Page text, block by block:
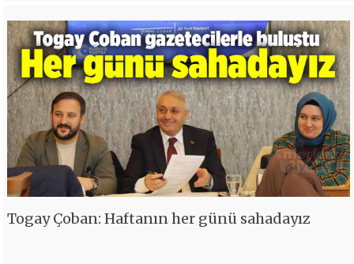
Togay Çoban: Haftanın her günü sahadayız